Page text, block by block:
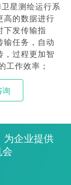
星测绘运行系
高的数据进行
下发传输指
输任务，自动
，过程更加智
工作效率；
询
为企业提供